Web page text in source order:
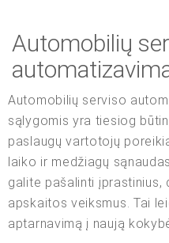
Automobilių
Automobilių serviso
sąlygomis yra tiesiog
paslaugų vartotojų
laiko ir medžiagų
galite pašalinti įprastinius,
apskaitos veiksmus. Tai
aptarnavimą į naują